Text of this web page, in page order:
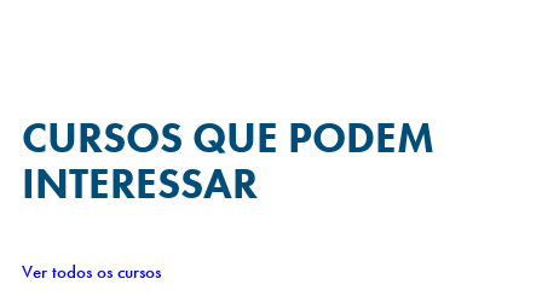
CURSOS QUE PODEM
INTERESSAR
Ver todos os cursos